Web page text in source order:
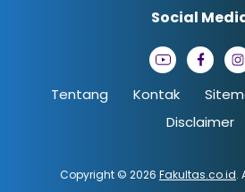
Tentang Kontak
Disclaimer
Copyright © 2026 Fakultas.co.id.
Social